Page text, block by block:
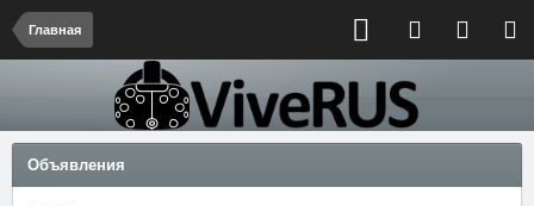
Главная
Объявления